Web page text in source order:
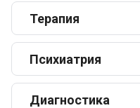
Терапия
Психиатрия
Диагностика